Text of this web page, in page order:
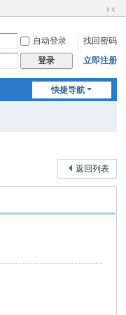
换
到
窄
自动登录
找回密码
登录 立即注册
快捷导航
返回列表